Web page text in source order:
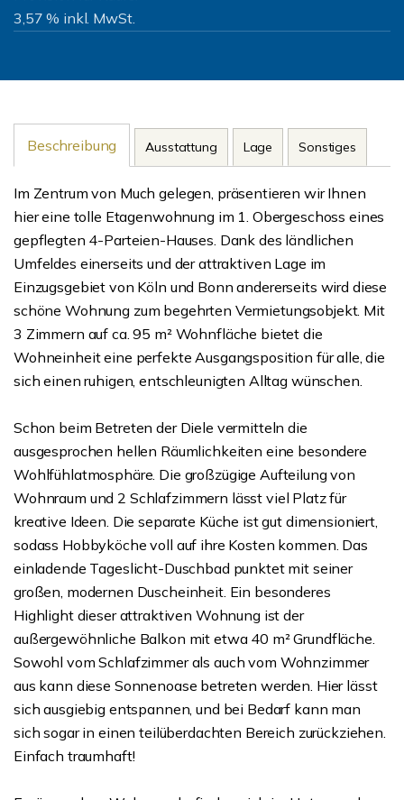
3,57 % inkl. MwSt.
Beschreibung Ausstattung Lage Sonstiges
Im Zentrum von Much gelegen, präsentieren wir Ihnen
hier eine tolle Etagenwohnung im 1. Obergeschoss eines
gepflegten 4-Parteien-Hauses. Dank des ländlichen
Umfeldes einerseits und der attraktiven Lage im
Einzugsgebiet von Köln und Bonn andererseits wird diese
schöne Wohnung zum begehrten Vermietungsobjekt. Mit
3 Zimmern auf ca. 95 m² Wohnfläche bietet die
Wohneinheit eine perfekte Ausgangsposition für alle, die
sich einen ruhigen, entschleunigten Alltag wünschen.
Schon beim Betreten der Diele vermitteln die
ausgesprochen hellen Räumlichkeiten eine besondere
Wohlfühlatmosphäre. Die großzügige Aufteilung von
Wohnraum und 2 Schlafzimmern lässt viel Platz für
kreative Ideen. Die separate Küche ist gut dimensioniert,
sodass Hobbyköche voll auf ihre Kosten kommen. Das
einladende Tageslicht-Duschbad punktet mit seiner
großen, modernen Duscheinheit. Ein besonderes
Highlight dieser attraktiven Wohnung ist der
außergewöhnliche Balkon mit etwa 40 m² Grundfläche.
Sowohl vom Schlafzimmer als auch vom Wohnzimmer
aus kann diese Sonnenoase betreten werden. Hier lässt
sich ausgiebig entspannen, und bei Bedarf kann man
sich sogar in einen teilüberdachten Bereich zurückziehen.
Einfach traumhaft!